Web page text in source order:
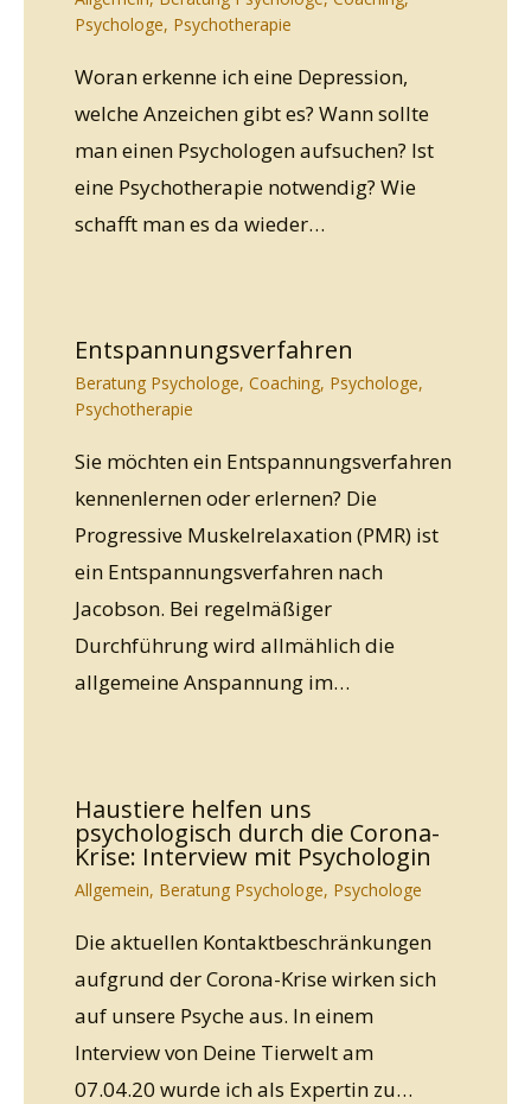
Psychologe, Psychotherapie
Woran erkenne ich eine Depression,
welche Anzeichen gibt es? Wann sollte
man einen Psychologen aufsuchen? Ist
eine Psychotherapie notwendig? Wie
schafft man es da wieder…
Entspannungsverfahren
Beratung Psychologe, Coaching, Psychologe,
Psychotherapie
Sie möchten ein Entspannungsverfahren
kennenlernen oder erlernen? Die
Progressive Muskelrelaxation (PMR) ist
ein Entspannungsverfahren nach
Jacobson. Bei regelmäßiger
Durchführung wird allmählich die
allgemeine Anspannung im…
Haustiere helfen uns
psychologisch durch die Corona-
Krise: Interview mit Psychologin
Allgemein, Beratung Psychologe, Psychologe
Die aktuellen Kontaktbeschränkungen
aufgrund der Corona-Krise wirken sich
auf unsere Psyche aus. In einem
Interview von Deine Tierwelt am
07.04.20 wurde ich als Expertin zu…